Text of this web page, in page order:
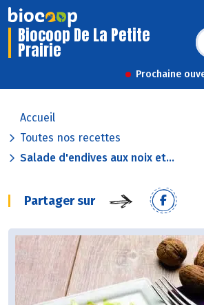
Biocoop De La Petite
Prairie
Prochaine
Accueil
Toutes nos recettes
Salade d'endives aux noix et...
Partager sur